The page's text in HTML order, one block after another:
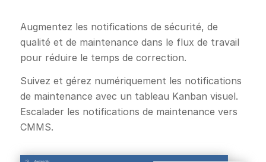
Augmentez les notifications de sécurité, de
qualité et de maintenance dans le flux de travail
pour réduire le temps de correction.
Suivez et gérez numériquement les notifications
de maintenance avec un tableau Kanban visuel.
Escalader les notifications de maintenance vers
CMMS.